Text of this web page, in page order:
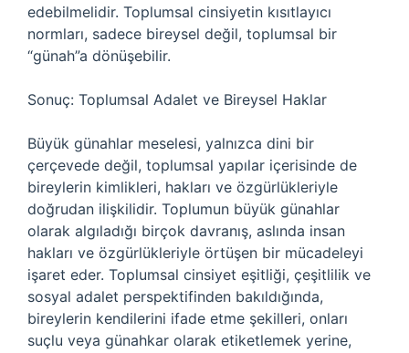
edebilmelidir. Toplumsal cinsiyetin kısıtlayıcı
normları, sadece bireysel değil, toplumsal bir
“günah”a dönüşebilir.
Sonuç: Toplumsal Adalet ve Bireysel Haklar
Büyük günahlar meselesi, yalnızca dini bir
çerçevede değil, toplumsal yapılar içerisinde de
bireylerin kimlikleri, hakları ve özgürlükleriyle
doğrudan ilişkilidir. Toplumun büyük günahlar
olarak algıladığı birçok davranış, aslında insan
hakları ve özgürlükleriyle örtüşen bir mücadeleyi
işaret eder. Toplumsal cinsiyet eşitliği, çeşitlilik ve
sosyal adalet perspektifinden bakıldığında,
bireylerin kendilerini ifade etme şekilleri, onları
suçlu veya günahkar olarak etiketlemek yerine,